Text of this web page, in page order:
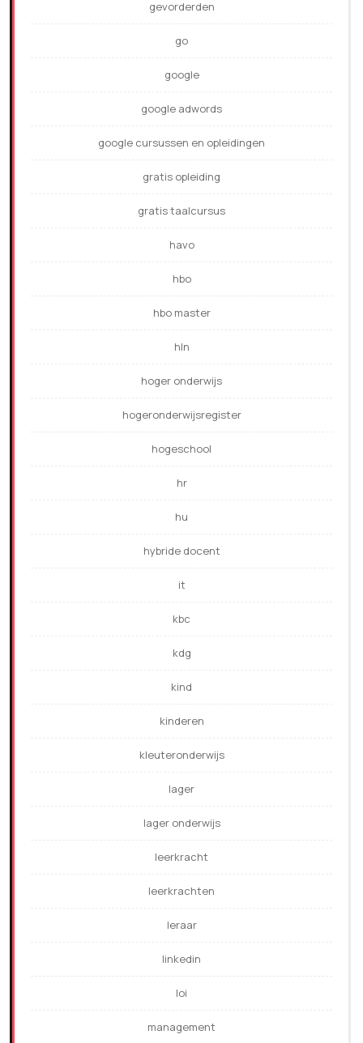
gevorderden
go
google
google adwords
google cursussen en opleidingen
gratis opleiding
gratis taalcursus
havo
hbo
hbo master
hln
hoger onderwijs
hogeronderwijsregister
hogeschool
hr
hu
hybride docent
it
kbc
kdg
kind
kinderen
kleuteronderwijs
lager
lager onderwijs
leerkracht
leerkrachten
leraar
linkedin
loi
management